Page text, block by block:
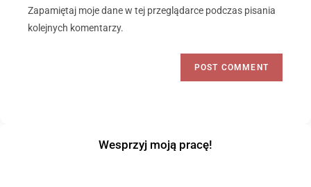
Zapamiętaj moje dane w tej przeglądarce podczas pisania
kolejnych komentarzy.
Wesprzyj moją pracę!